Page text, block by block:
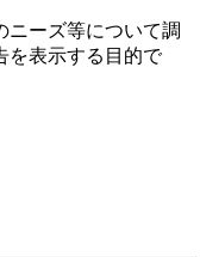
ニーズ等について調
を表⽰する⽬的で